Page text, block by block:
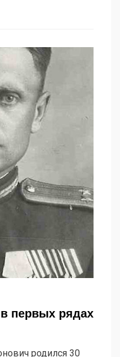
первых рядах
родился 30